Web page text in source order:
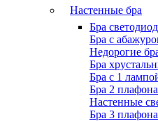
Настенные бра
Бра
Бра с
Недорогие
Бра
Бра с 1
Бра 2 плафона
Настенные
Бра 3 плафона